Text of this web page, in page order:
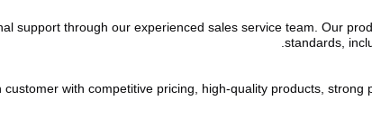
support through our experienced sales service team. Our
standards,
with competitive pricing, high-quality products,